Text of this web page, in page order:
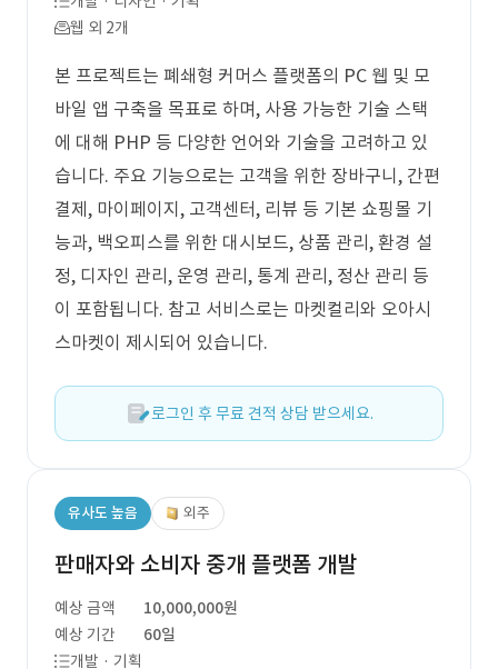
웹 외 2개
본 프로젝트는 폐쇄형 커머스 플랫폼의 PC 웹 및 모
바일 앱 구축을 목표로 하며, 사용 가능한 기술 스택
에 대해 PHP 등 다양한 언어와 기술을 고려하고 있
습니다. 주요 기능으로는 고객을 위한 장바구니, 간편
결제, 마이페이지, 고객센터, 리뷰 등 기본 쇼핑몰 기
능과, 백오피스를 위한 대시보드, 상품 관리, 환경 설
정, 디자인 관리, 운영 관리, 통계 관리, 정산 관리 등
이 포함됩니다. 참고 서비스로는 마켓컬리와 오아시
스마켓이 제시되어 있습니다.
로그인 후 무료 견적 상담 받으세요.
유사도 높음 외주
판매자와 소비자 중개 플랫폼 개발
예상 금액
10,000,000원
예상 기간
60일
개발 · 기획